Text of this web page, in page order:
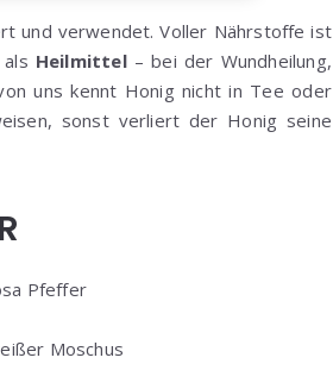
und verwendet. Voller Nährstoffe ist
Heilmittel– bei der Wundheilung,
uns kennt Honig nicht in Tee oder
sonst verliert der Honig seine
Pfeffer
Moschus